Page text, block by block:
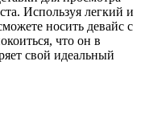
Используя легкий и
носить девайс с
что он в
свой идеальный